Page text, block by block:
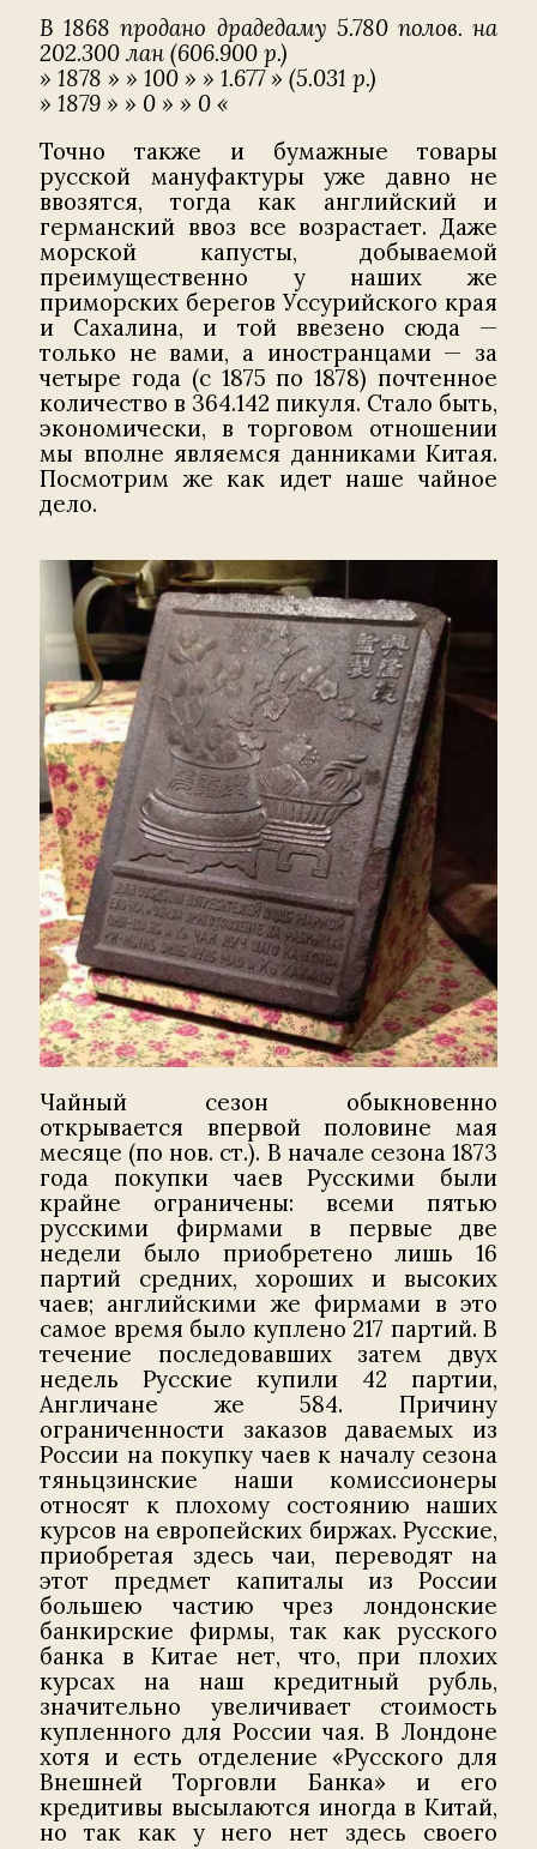
В 1868 продано драдедаму 5.780 полов. на
202.300 лан (606.900 р.)
» 1878 » » 100 » » 1.677 » (5.031 р.)
» 1879 » » 0 » » 0 «
Точно также и бумажные товары
русской мануфактуры уже давно не
ввозятся, тогда как английский и
германский ввоз все возрастает. Даже
морской капусты, добываемой
преимущественно у наших же
приморских берегов Уссурийского края
и Сахалина, и той ввезено сюда —
только не вами, а иностранцами — за
четыре года (с 1875 по 1878) почтенное
количество в 364.142 пикуля. Стало быть,
экономически, в торговом отношении
мы вполне являемся данниками Китая.
Посмотрим же как идет наше чайное
дело.
Чайный сезон обыкновенно
открывается впервой половине мая
месяце (по нов. ст.). В начале сезона 1873
года покупки чаев Русскими были
крайне ограничены: всеми пятью
русскими фирмами в первые две
недели было приобретено лишь 16
партий средних, хороших и высоких
чаев; английскими же фирмами в это
самое время было куплено 217 партий. В
течение последовавших затем двух
недель Русские купили 42 партии,
Англичане же 584. Причину
ограниченности заказов даваемых из
России на покупку чаев к началу сезона
тяньцзинские наши комиссионеры
относят к плохому состоянию наших
курсов на европейских биржах. Русские,
приобретая здесь чаи, переводят на
этот предмет капиталы из России
большею частию чрез лондонские
банкирские фирмы, так как русского
банка в Китае нет, что, при плохих
курсах на наш кредитный рубль,
значительно увеличивает стоимость
купленного для России чая. В Лондоне
хотя и есть отделение «Русского для
Внешней Торговли Банка» и его
кредитивы высылаются иногда в Китай,
но так как у него нет здесь своего